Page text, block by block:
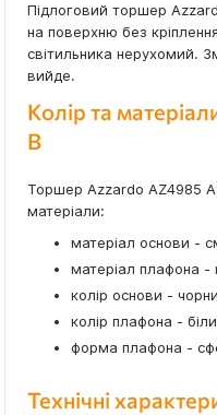
Підлоговий торшер
на поверхню без
світильника нерухомий.
вийде.
Колір та
B
Торшер Azzardo AZ4985
матеріали:
матеріал основи -
матеріал плафона -
колір основи -
колір плафона -
форма плафона -
Технічні